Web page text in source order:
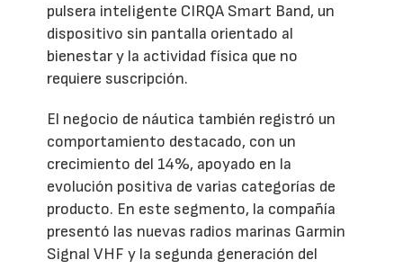
pulsera inteligente CIRQA Smart Band, un
dispositivo sin pantalla orientado al
bienestar y la actividad física que no
requiere suscripción.
El negocio de náutica también registró un
comportamiento destacado, con un
crecimiento del 14%, apoyado en la
evolución positiva de varias categorías de
producto. En este segmento, la compañía
presentó las nuevas radios marinas Garmin
Signal VHF y la segunda generación del